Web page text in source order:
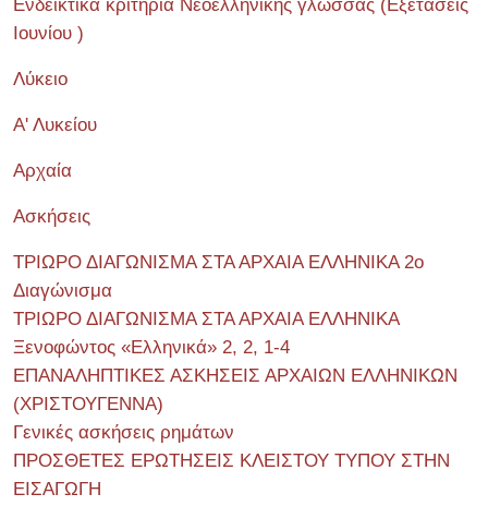
Ενδεικτικά κριτήρια Νεοελληνικής γλώσσας (Εξετάσεις
Ιουνίου )
Λύκειο
Α' Λυκείου
Αρχαία
Ασκήσεις
ΤΡΙΩΡΟ ΔΙΑΓΩΝΙΣΜΑ ΣΤΑ ΑΡΧΑΙΑ ΕΛΛΗΝΙΚΑ 2o
Διαγώνισμα
ΤΡΙΩΡΟ ΔΙΑΓΩΝΙΣΜΑ ΣΤΑ ΑΡΧΑΙΑ ΕΛΛΗΝΙΚΑ
Ξενοφώντος «Ελληνικά» 2, 2, 1-4
ΕΠΑΝΑΛΗΠΤΙΚΕΣ ΑΣΚΗΣΕΙΣ ΑΡΧΑΙΩΝ ΕΛΛΗΝΙΚΩΝ
(ΧΡΙΣΤΟΥΓΕΝΝΑ)
Γενικές ασκήσεις ρημάτων
ΠΡΟΣΘΕΤΕΣ ΕΡΩΤΗΣΕΙΣ ΚΛΕΙΣΤΟΥ ΤΥΠΟΥ ΣΤΗΝ
ΕΙΣΑΓΩΓΗ